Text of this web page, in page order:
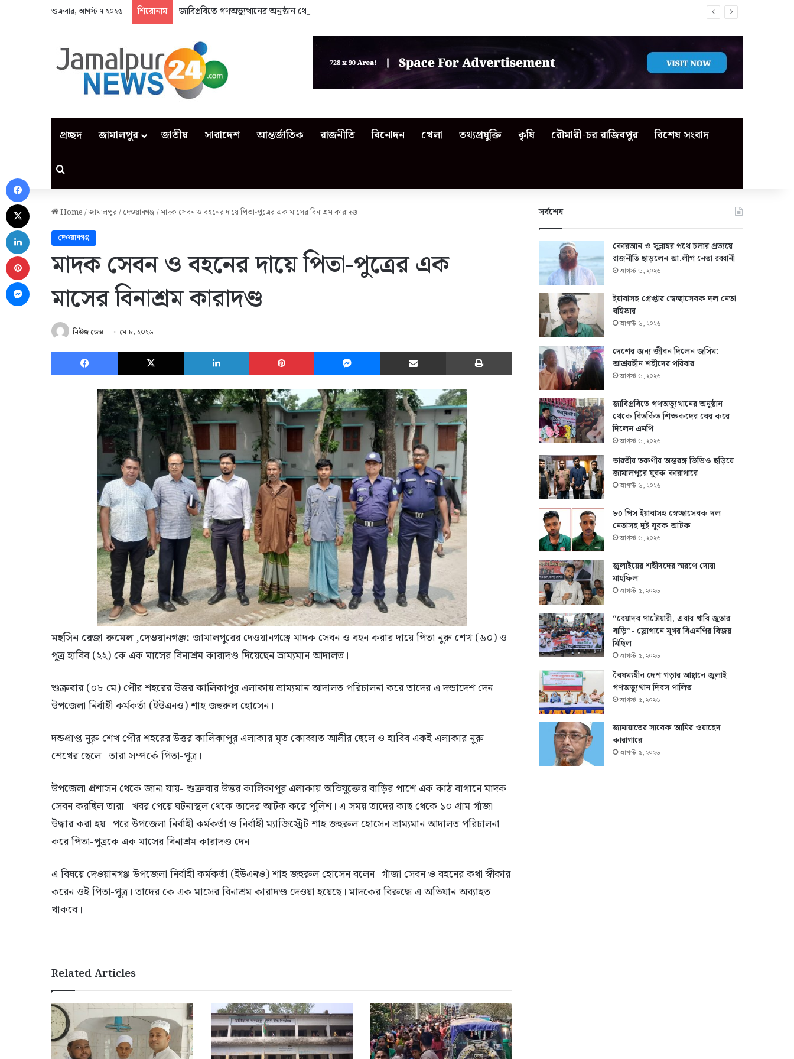
শুক্রবার, আগস্ট ৭ ২০২৬ শিরোনাম জাবিপ্রবিতে গণঅভ্যুত্থানের অনুষ্ঠান থেকে বিতর্কিত শিক্ষকদের বের করে দিলেন এমপি
প্রচ্ছদ জামালপুর জাতীয় সারাদেশ আন্তর্জাতিক রাজনীতি বিনোদন খেলা তথ্যপ্রযুক্তি কৃষি রৌমারী-চর রাজিবপুর বিশেষ সংবাদ
Search for
Home/জামালপুর/দেওয়ানগঞ্জ/মাদক সেবন ও বহনের দায়ে পিতা-পুত্রের এক মাসের বিনাশ্রম কারাদণ্ড
দেওয়ানগঞ্জ
মাদক সেবন ও বহনের দায়ে পিতা-পুত্রের এক
মাসের বিনাশ্রম কারাদণ্ড
নিউজ ডেস্ক মে ৮, ২০২৬
Facebook X LinkedIn Pinterest Messenger Share via Email Print
মহসিন রেজা রুমেল ,দেওয়ানগঞ্জ: জামালপুরের দেওয়ানগঞ্জে মাদক সেবন ও বহন করার দায়ে পিতা নুরু শেখ (৬০) ও
পুত্র হাবিব (২২) কে এক মাসের বিনাশ্রম কারাদণ্ড দিয়েছেন ভ্রাম্যমান আদালত।
শুক্রবার (০৮ মে) পৌর শহরের উত্তর কালিকাপুর এলাকায় ভ্রাম্যমান আদালত পরিচালনা করে তাদের এ দন্ডাদেশ দেন
উপজেলা নির্বাহী কর্মকর্তা (ইউএনও) শাহ জহুরুল হোসেন।
দন্ডপ্রাপ্ত নুরু শেখ পৌর শহরের উত্তর কালিকাপুর এলাকার মৃত কোব্বাত আলীর ছেলে ও হাবিব একই এলাকার নুরু
শেখের ছেলে। তারা সম্পর্কে পিতা-পূত্র।
উপজেলা প্রশাসন থেকে জানা যায়- শুক্রবার উত্তর কালিকাপুর এলাকায় অভিযুক্তের বাড়ির পাশে এক কাঠ বাগানে মাদক
সেবন করছিল তারা। খবর পেয়ে ঘটনাস্থল থেকে তাদের আটক করে পুলিশ। এ সময় তাদের কাছ থেকে ১০ গ্রাম গাঁজা
উদ্ধার করা হয়। পরে উপজেলা নির্বাহী কর্মকর্তা ও নির্বাহী ম্যাজিস্ট্রেট শাহ জহুরুল হোসেন ভ্রাম্যমান আদালত পরিচালনা
করে পিতা-পুত্রকে এক মাসের বিনাশ্রম কারাদণ্ড দেন।
এ বিষয়ে দেওয়ানগঞ্জ উপজেলা নির্বাহী কর্মকর্তা (ইউএনও) শাহ জহুরুল হোসেন বলেন- গাঁজা সেবন ও বহনের কথা স্বীকার
করেন ওই পিতা-পুত্র। তাদের কে এক মাসের বিনাশ্রম কারাদণ্ড দেওয়া হয়েছে। মাদকের বিরুদ্ধে এ অভিযান অব্যাহত
থাকবে।
Related Articles
সর্বশেষ
কোরআন ও সুন্নাহর পথে চলার প্রত্যয়ে
রাজনীতি ছাড়লেন আ.লীগ নেতা রব্বানী
আগস্ট ৬, ২০২৬
ইয়াবাসহ গ্রেপ্তার স্বেচ্ছাসেবক দল নেতা
বহিষ্কার
আগস্ট ৬, ২০২৬
দেশের জন্য জীবন দিলেন জসিম:
আশ্রয়হীন শহীদের পরিবার
আগস্ট ৬, ২০২৬
জাবিপ্রবিতে গণঅভ্যুত্থানের অনুষ্ঠান
থেকে বিতর্কিত শিক্ষকদের বের করে
দিলেন এমপি
আগস্ট ৬, ২০২৬
ভারতীয় তরুণীর অন্তরঙ্গ ভিডিও ছড়িয়ে
জামালপুরে যুবক কারাগারে
আগস্ট ৬, ২০২৬
৮০ পিস ইয়াবাসহ স্বেচ্ছাসেবক দল
নেতাসহ দুই যুবক আটক
আগস্ট ৬, ২০২৬
জুলাইয়ের শহীদদের স্মরণে দোয়া
মাহফিল
আগস্ট ৫, ২০২৬
“বেয়াদব পাটোয়ারী, এবার খাবি জুতার
বাড়ি”- স্লোগানে মুখর বিএনপির বিজয়
মিছিল
আগস্ট ৫, ২০২৬
বৈষম্যহীন দেশ গড়ার আহ্বানে জুলাই
গণঅভ্যুত্থান দিবস পালিত
আগস্ট ৫, ২০২৬
জামায়াতের সাবেক আমির ওয়াহেদ
কারাগারে
আগস্ট ৫, ২০২৬
Facebook
LinkedIn
Pinterest